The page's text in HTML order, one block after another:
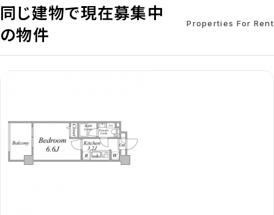
同じ建物で現在募集中
の物件
Properties For Rent